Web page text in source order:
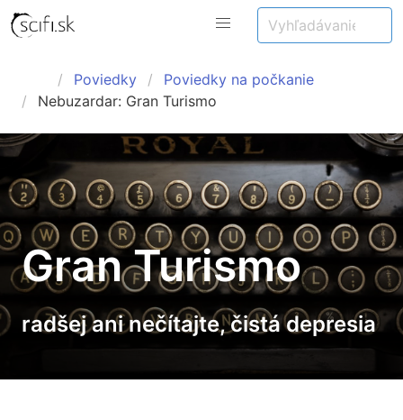
Poviedky
Poviedky na počkanie
Nebuzardar: Gran Turismo
Gran Turismo
radšej ani nečítajte, čistá depresia